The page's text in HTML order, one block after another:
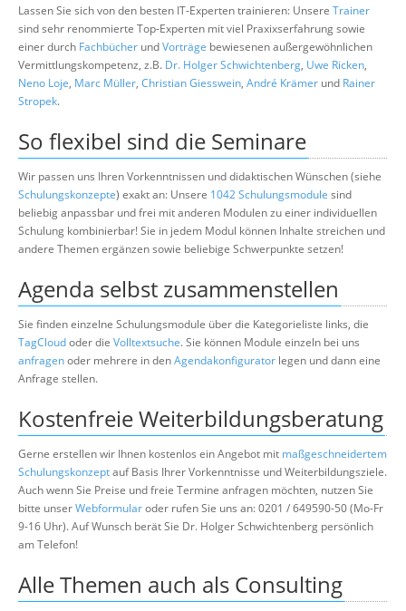
Lassen Sie sich von den besten IT-Experten trainieren: Unsere Trainer
sind sehr renommierte Top-Experten mit viel Praxixserfahrung sowie
einer durch Fachbücher undVorträge bewiesenen außergewöhnlichen
Vermittlungskompetenz, z.B. Dr. Holger Schwichtenberg, Uwe Ricken,
Neno Loje, Marc Müller, Christian Giesswein, André Krämer und Rainer
Stropek.
So flexibel sind die Seminare
Wir passen uns Ihren Vorkenntnissen und didaktischen Wünschen (siehe
Schulungskonzepte) exakt an: Unsere 1042 Schulungsmodule sind
beliebig anpassbar und frei mit anderen Modulen zu einer individuellen
Schulung kombinierbar! Sie in jedem Modul können Inhalte streichen und
andere Themen ergänzen sowie beliebige Schwerpunkte setzen!
Agenda selbst zusammenstellen
Sie finden einzelne Schulungsmodule über die Kategorieliste links, die
TagCloudoder die Volltextsuche. Sie können Module einzeln bei uns
anfragenoder mehrere in denAgendakonfigurator legen und dann eine
Anfrage stellen.
Kostenfreie Weiterbildungsberatung
Gerne erstellen wir Ihnen kostenlos ein Angebot mit maßgeschneidertem
Schulungskonzeptauf Basis Ihrer Vorkenntnisse und Weiterbildungsziele.
Auch wenn Sie Preise und freie Termine anfragen möchten, nutzen Sie
bitte unserWebformularoder rufen Sie uns an: 0201 / 649590-50 (Mo-Fr
9-16 Uhr). Auf Wunsch berät Sie Dr. Holger Schwichtenberg persönlich
am Telefon!
Alle Themen auch als Consulting